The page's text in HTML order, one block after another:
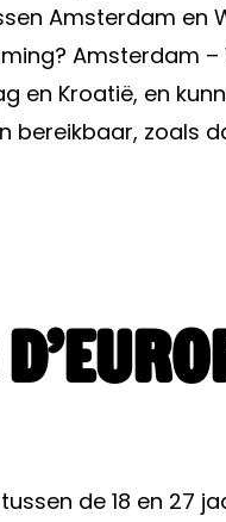
Amsterdam en
Amsterdam –
en Kroatië, en
bereikbaar, zoals
de 18 en 27